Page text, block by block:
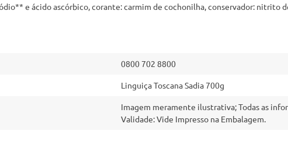
e ácido ascórbico, corante: carmim de cochonilha, conservador:
0800 702 8800
Linguiça Toscana Sadia 700g
Imagem meramente ilustrativa; Todas as
Validade: Vide Impresso na Embalagem.